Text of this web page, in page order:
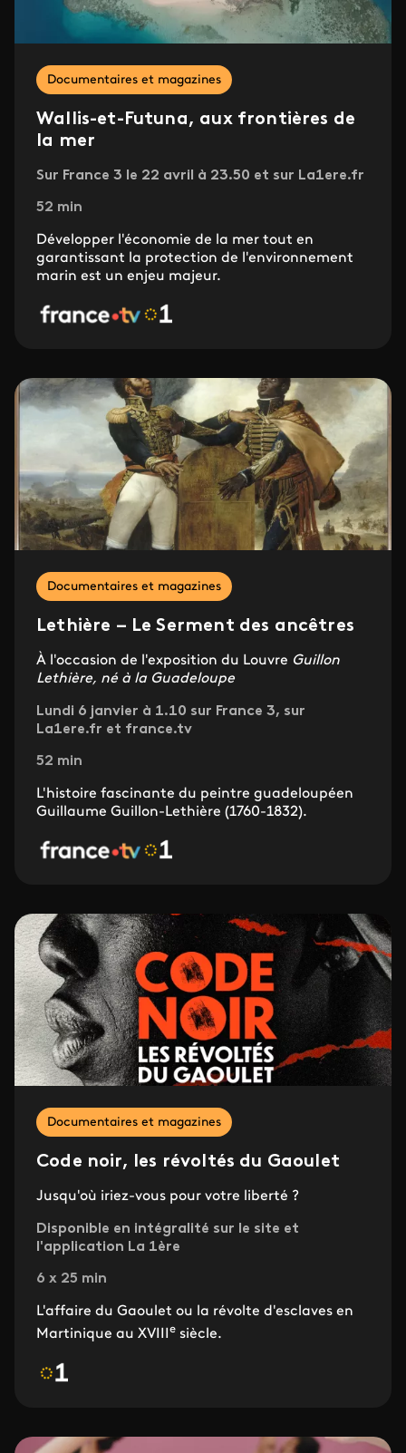
Documentaires et magazines
Wallis-et-Futuna, aux frontières de
la mer
Sur France 3 le 22 avril à 23.50 et sur La1ere.fr
52 min
Développer l'économie de la mer tout en
garantissant la protection de l'environnement
marin est un enjeu majeur.
Documentaires et magazines
Lethière – Le Serment des ancêtres
À l'occasion de l'exposition du Louvre Guillon
Lethière, né à la Guadeloupe
Lundi 6 janvier à 1.10 sur France 3, sur
La1ere.fr et france.tv
52 min
L'histoire fascinante du peintre guadeloupéen
Guillaume Guillon-Lethière (1760-1832).
Documentaires et magazines
Code noir, les révoltés du Gaoulet
Jusqu'où iriez-vous pour votre liberté ?
Disponible en intégralité sur le site et
l'application La 1ère
6 x 25 min
L'affaire du Gaoulet ou la révolte d'esclaves en
Martinique au XVIIIe siècle.